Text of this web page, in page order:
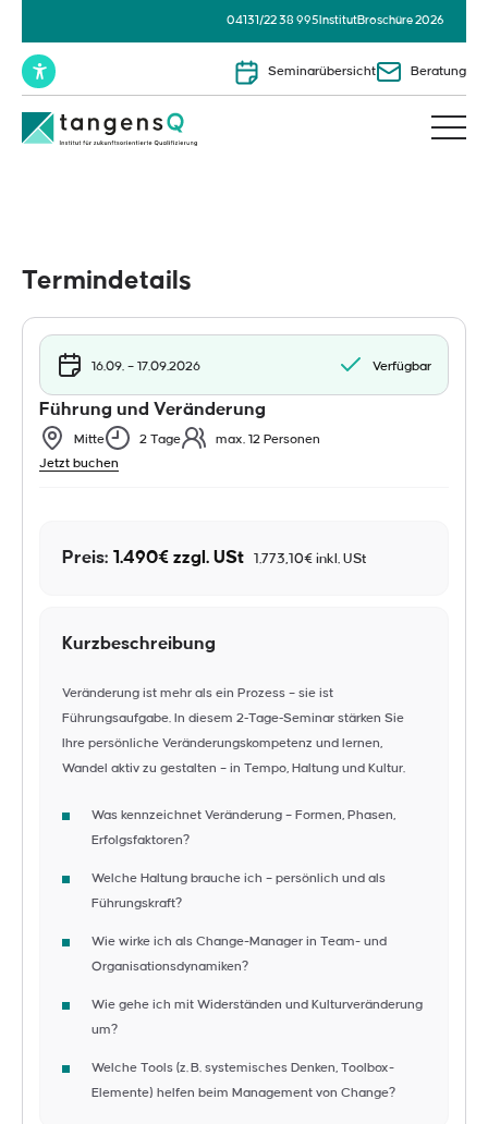
04131/22 38 995 InstitutBroschüre 2026
Seminarübersicht Beratung
Termindetails
16.09. – 17.09.2026 Verfügbar
Führung und Veränderung
Mitte 2 Tage
max. 12 Personen
Jetzt buchen
Preis: 1.490€ zzgl. USt 1.773,10€ inkl. USt
Kurzbeschreibung
Veränderung ist mehr als ein Prozess – sie ist
Führungsaufgabe. In diesem 2‑Tage‑Seminar stärken Sie
Ihre persönliche Veränderungskompetenz und lernen,
Wandel aktiv zu gestalten – in Tempo, Haltung und Kultur.
Was kennzeichnet Veränderung – Formen, Phasen,
Erfolgsfaktoren?
Welche Haltung brauche ich – persönlich und als
Führungskraft?
Wie wirke ich als Change-Manager in Team- und
Organisationsdynamiken?
Wie gehe ich mit Widerständen und Kulturveränderung
um?
Welche Tools (z. B. systemisches Denken, Toolbox-
Elemente) helfen beim Management von Change?